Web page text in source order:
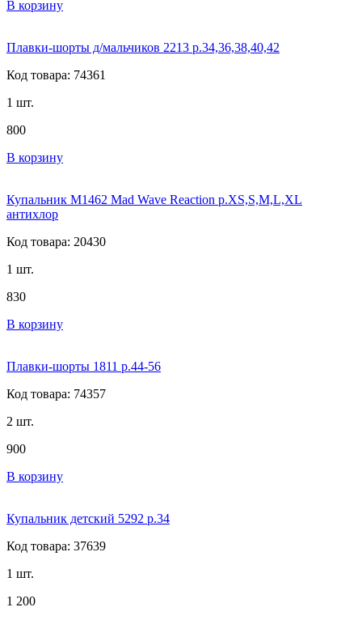
В корзину
Плавки-шорты д/мальчиков 2213 р.34,36,38,40,42
Код товара: 74361
1 шт.
800
В корзину
Купальник M1462 Mad Wave Reaction р.XS,S,M,L,XL
антихлор
Код товара: 20430
1 шт.
830
В корзину
Плавки-шорты 1811 р.44-56
Код товара: 74357
2 шт.
900
В корзину
Купальник детский 5292 р.34
Код товара: 37639
1 шт.
1 200